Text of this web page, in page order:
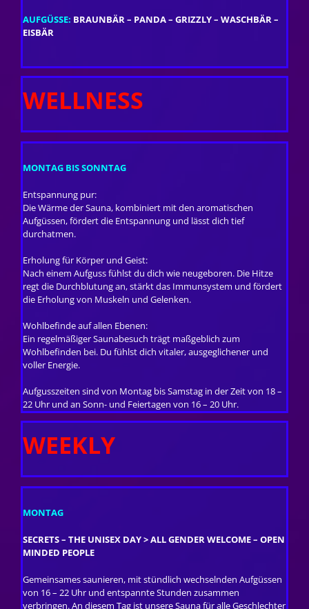
AUFGÜSSE: BRAUNBÄR – PANDA – GRIZZLY – WASCHBÄR –
EISBÄR
WELLNESS
MONTAG BIS SONNTAG
Entspannung pur:
Die Wärme der Sauna, kombiniert mit den aromatischen
Aufgüssen, fördert die Entspannung und lässt dich tief
durchatmen.
Erholung für Körper und Geist:
Nach einem Aufguss fühlst du dich wie neugeboren. Die Hitze
regt die Durchblutung an, stärkt das Immunsystem und fördert
die Erholung von Muskeln und Gelenken.
Wohlbefinde auf allen Ebenen:
Ein regelmäßiger Saunabesuch trägt maßgeblich zum
Wohlbefinden bei. Du fühlst dich vitaler, ausgeglichener und
voller Energie.
Aufgusszeiten sind von Montag bis Samstag in der Zeit von 18 –
22 Uhr und an Sonn- und Feiertagen von 16 – 20 Uhr.
WEEKLY
MONTAG
SECRETS – THE UNISEX DAY >ALL GENDER WELCOME – OPEN
MINDED PEOPLE
Gemeinsames saunieren, mit stündlich wechselnden Aufgüssen
von 16 – 22 Uhr und entspannte Stunden zusammen
verbringen. An diesem Tag ist unsere Sauna für alle Geschlechter